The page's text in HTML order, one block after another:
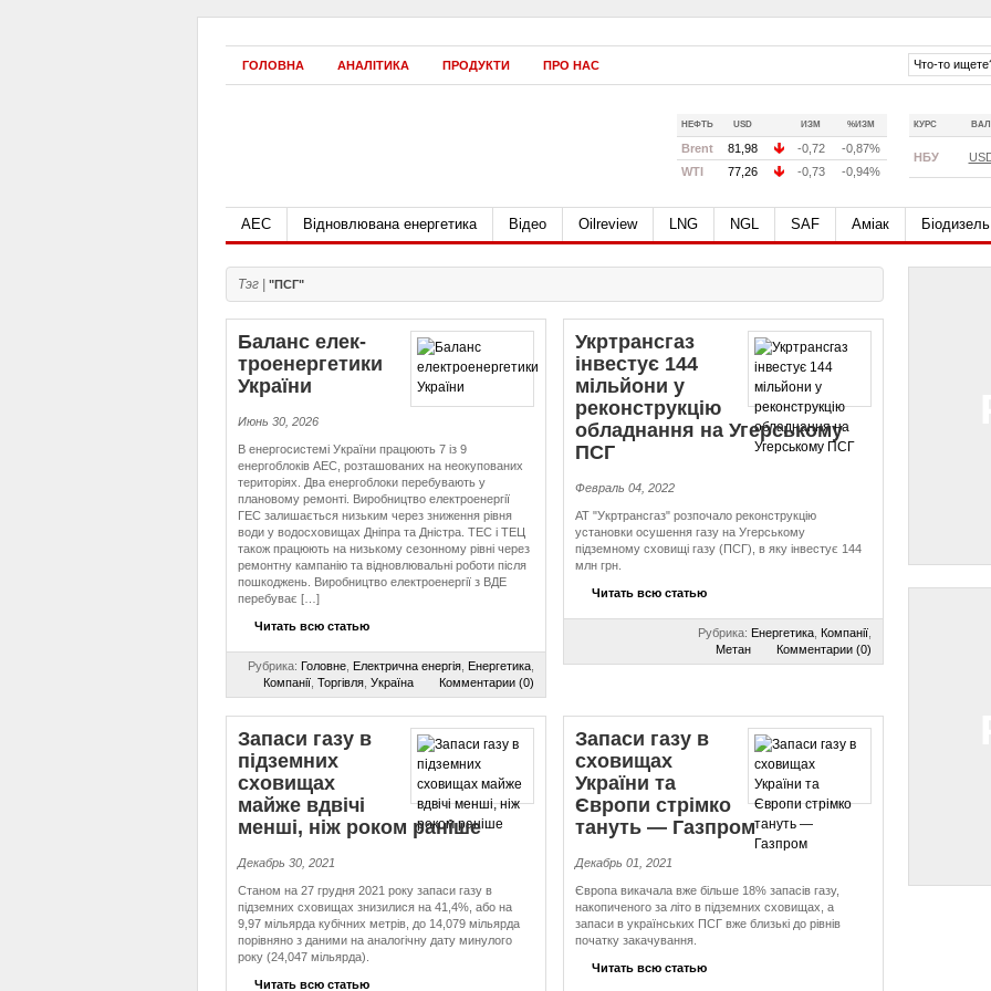
ГОЛОВНА АНАЛІТИКА ПРОДУКТИ ПРО НАС
КУРС ВАЛ
НБУ
НЕФТЬ USD ИЗМ %ИЗМ
Brent 81,98 -0,72
-0,87%
WTI
77,26 -0,73 -0,94%
АЕС Відновлювана енергетика Відео Oilreview LNG NGL SAF Аміак Біодизель
Тэг | "ПСГ"
Баланс елек­
тро­е­нер­ге­ти­ки
України
Июнь 30, 2026
В енергосистемі України працюють 7 із 9
енергоблоків АЕС, розташованих на неокупованих
територіях. Два енергоблоки перебувають у
плановому ремонті. Виробництво електроенергії
ГЕС залишається низьким через зниження рівня
води у водосховищах Дніпра та Дністра. ТЕС і ТЕЦ
також працюють на низькому сезонному рівні через
ремонтну кампанію та відновлювальні роботи після
пошкоджень. Виробництво електроенергії з ВДЕ
перебуває […]
Читать всю статью
Рубрика: Головне, Електрична енергія, Енергетика,
Компанії, Торгівля, Україна Комментарии (0)
Укртрансгаз
інвестує 144
мільйони у
реконструкцію
обладнання на Угерському
ПСГ
Февраль 04, 2022
АТ "Укртрансгаз" розпочало реконструкцію
установки осушення газу на Угерському
підземному сховищі газу (ПСГ), в яку інвестує 144
млн грн.
Читать всю статью
Рубрика: Енергетика, Компанії,
Метан
Комментарии (0)
Запаси газу в
підземних
сховищах
майже вдвічі
менші, ніж роком раніше
Декабрь 30, 2021
Станом на 27 грудня 2021 року запаси газу в
підземних сховищах знизилися на 41,4%, або на
9,97 мільярда кубічних метрів, до 14,079 мільярда
порівняно з даними на аналогічну дату минулого
року (24,047 мільярда).
Читать всю статью
Запаси газу в
сховищах
України та
Європи стрімко
тануть — Газпром
Декабрь 01, 2021
Європа викачала вже більше 18% запасів газу,
накопиченого за літо в підземних сховищах, а
запаси в українських ПСГ вже близькі до рівнів
початку закачування.
Читать всю статью